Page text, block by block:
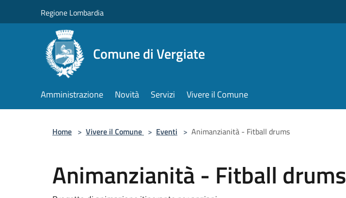
Regione Lombardia
Comune di Vergiate
Amministrazione Novità Servizi Vivere il Comune
Home > Vivere il Comune > Eventi > Animanzianità - Fitball drums
Animanzianità - Fitball drums